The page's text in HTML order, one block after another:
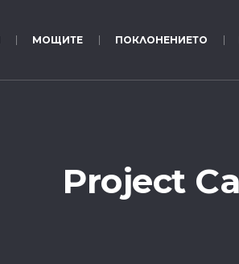
МОЩИТЕ ПОКЛОНЕНИЕТО
Project